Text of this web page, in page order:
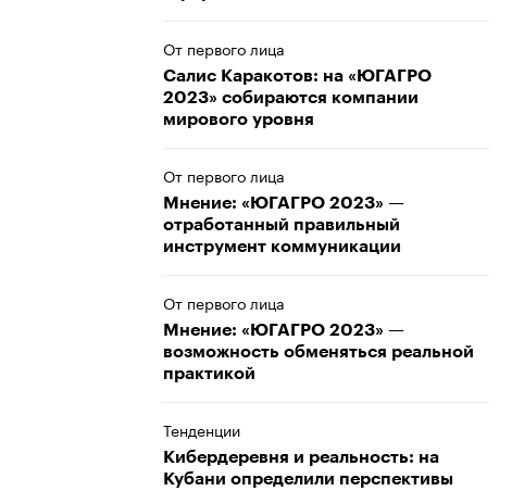
От первого лица
Салис Каракотов: на «ЮГАГРО
2023» собираются компании
мирового уровня
От первого лица
Мнение: «ЮГАГРО 2023» —
отработанный правильный
инструмент коммуникации
От первого лица
Мнение: «ЮГАГРО 2023» —
возможность обменяться реальной
практикой
Тенденции
Кибердеревня и реальность: на
Кубани определили перспективы